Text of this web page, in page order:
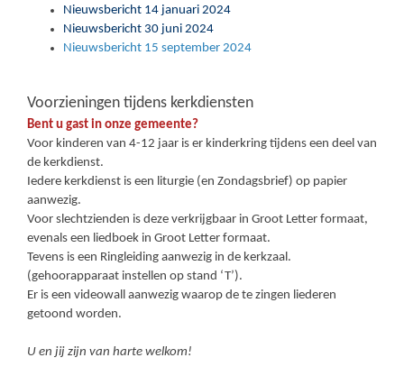
Nieuwsbericht 14 januari 2024
Nieuwsbericht 30 juni 2024
Nieuwsbericht 15 september 2024
Voorzieningen tijdens kerkdiensten
Bent u gast in onze gemeente?
Voor kinderen van 4-12 jaar is er kinderkring tijdens een deel van
de kerkdienst.
Iedere kerkdienst is een liturgie (en Zondagsbrief) op papier
aanwezig.
Voor slechtzienden is deze verkrijgbaar in Groot Letter formaat,
evenals een liedboek in Groot Letter formaat.
Tevens is een Ringleiding aanwezig in de kerkzaal.
(gehoorapparaat instellen op stand ‘T’).
Er is een videowall aanwezig waarop de te zingen liederen
getoond worden.
U en jij zijn van harte welkom!